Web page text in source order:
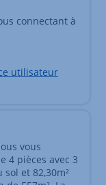
connectant à
utilisateur
vous
4 pièces avec 3
et 82,30m²